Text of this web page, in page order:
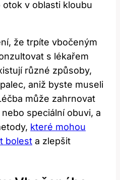
v oblasti kloubu
že trpíte vbočeným
s lékařem
různé způsoby,
aniž byste museli
může zahrnovat
speciální obuvi, a
které mohou
bolest a zlepšit